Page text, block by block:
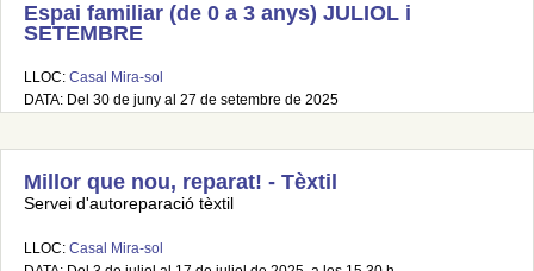
Espai familiar (de 0 a 3 anys) JULIOL i
SETEMBRE
LLOC: Casal Mira-sol
DATA: Del 30 de juny al 27 de setembre de 2025
Millor que nou, reparat! - Tèxtil
Servei d'autoreparació tèxtil
LLOC: Casal Mira-sol